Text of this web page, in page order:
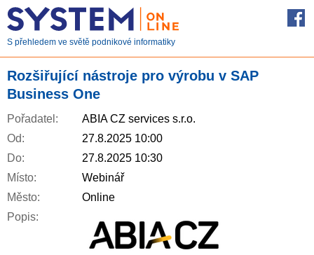
S přehledem ve světě podnikové informatiky
Rozšiřující nástroje pro výrobu v SAP
Business One
Pořadatel:
ABIA CZ services s.r.o.
Od:
27.8.2025 10:00
Do:
27.8.2025 10:30
Místo:
Webinář
Město:
Online
Popis: